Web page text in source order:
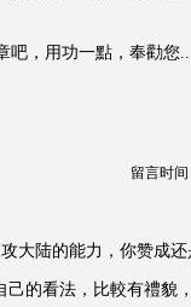
吧，用功一點，奉勸您
留言时间
大陆的能力，你赞成
己的看法，比較有禮貌